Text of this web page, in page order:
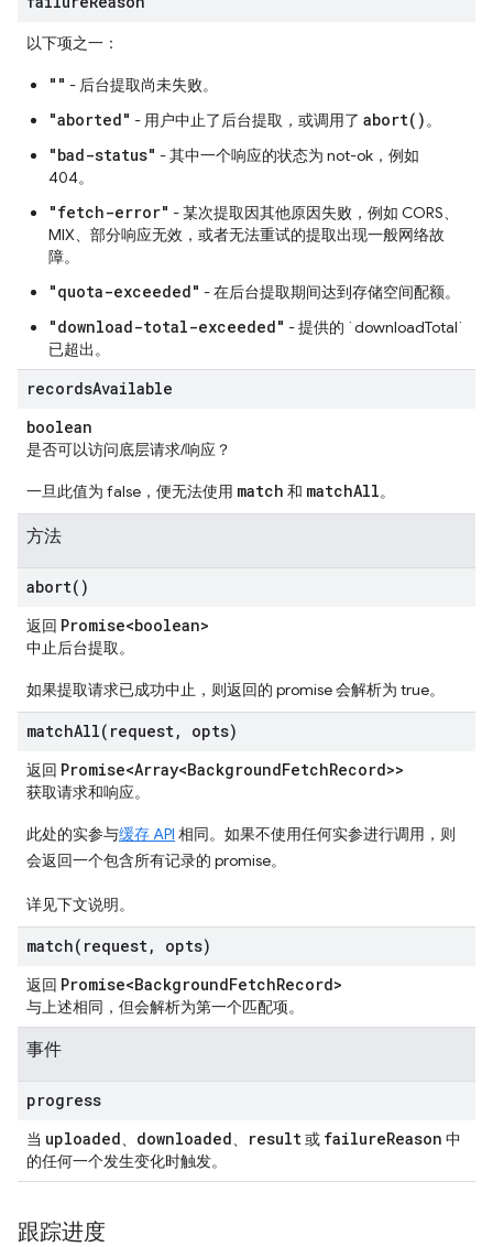
以下项之一：
"" - 后台提取尚未失败。
"aborted" - 用户中止了后台提取，或调用了 abort()。
"bad-status" - 其中一个响应的状态为 not-ok，例如
404。
"fetch-error" - 某次提取因其他原因失败，例如 CORS、
MIX、部分响应无效，或者无法重试的提取出现一般网络故
障。
"quota-exceeded" - 在后台提取期间达到存储空间配额。
"download-total-exceeded" - 提供的 `downloadTotal`
已超出。
recordsAvailable
boolean
是否可以访问底层请求/响应？
一旦此值为 false，便无法使用 match 和 matchAll。
方法
abort( )
返回 Promise<boolean>
中止后台提取。
如果提取请求已成功中止，则返回的 promise 会解析为 true。
matchAll( request, opts)
返回 Promise<Array<BackgroundFetchRecord>>
获取请求和响应。
此处的实参与缓存 API 相同。如果不使用任何实参进行调用，则
会返回一个包含所有记录的 promise。
详见下文说明。
match( request, opts)
返回 Promise<BackgroundFetchRecord>
与上述相同，但会解析为第一个匹配项。
事件
progress
当 uploaded、 downloaded、 result或 failureReason 中
的任何一个发生变化时触发。
跟踪进度